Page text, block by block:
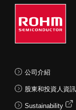
公司介紹
股東和投資人資訊
Sustainability